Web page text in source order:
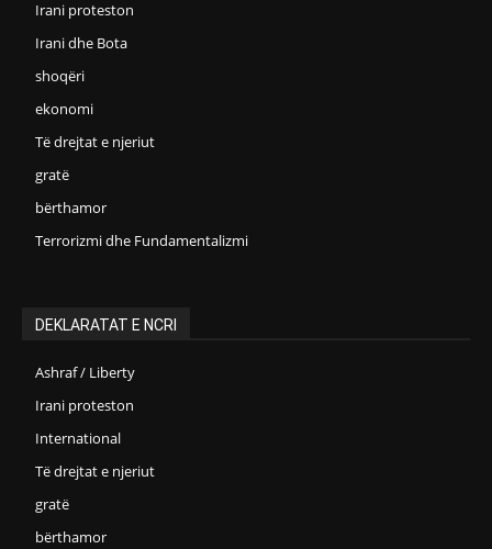
Irani proteston
Irani dhe Bota
shoqëri
ekonomi
Të drejtat e njeriut
gratë
bërthamor
Terrorizmi dhe Fundamentalizmi
DEKLARATAT E NCRI
Ashraf / Liberty
Irani proteston
International
Të drejtat e njeriut
gratë
bërthamor